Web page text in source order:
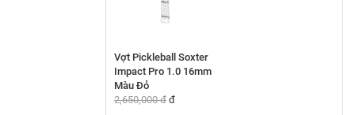
Vợt Pickleball Soxter
Impact Pro 1.0 16mm
Màu Đỏ
2,650,000 đ đ